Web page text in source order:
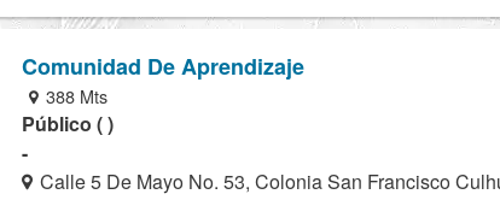
Comunidad De Aprendizaje
388 Mts
Público ( )
-
Calle 5 De Mayo No. 53, Colonia San Francisco